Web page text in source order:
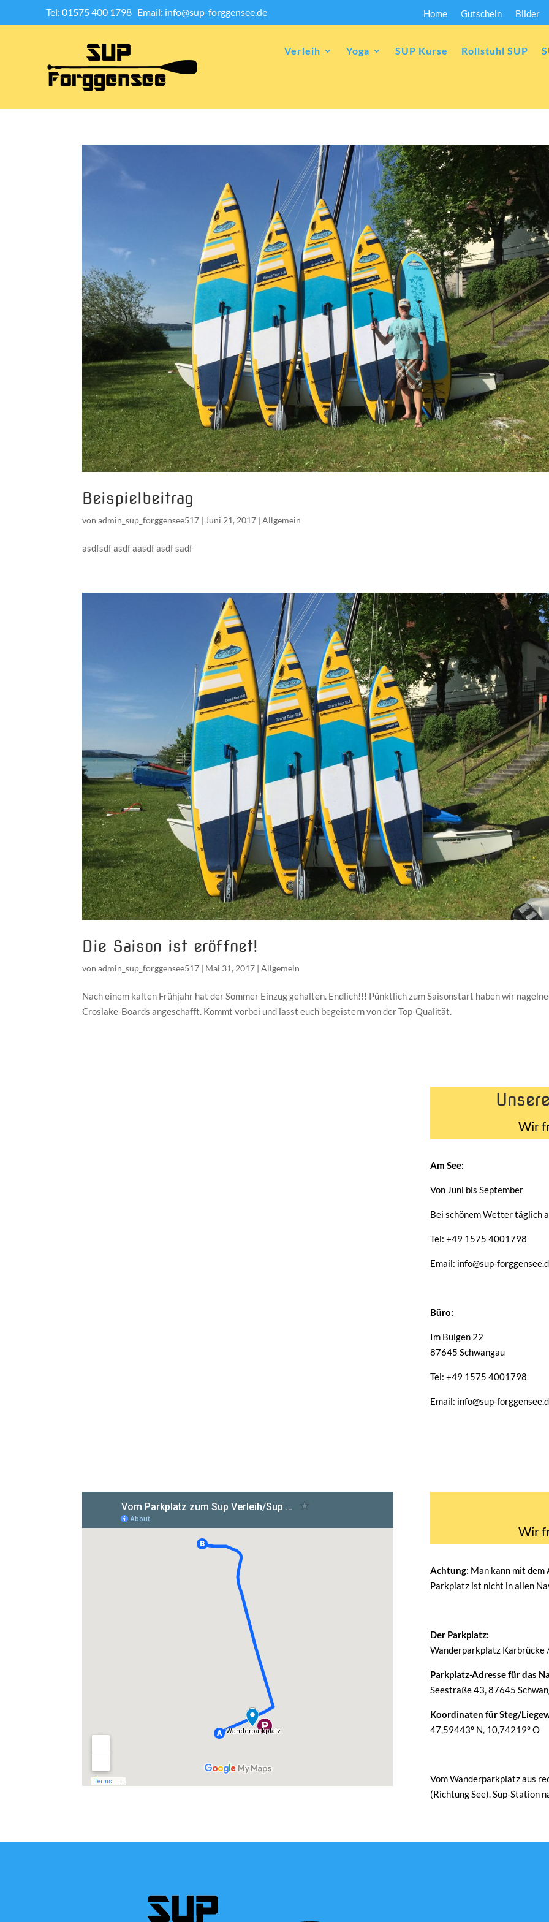
Tel: 01575 400 1798 Email: info@sup-forggensee.de Home Gutschein Bilder
Verleih Yoga SUP Kurse Rollstuhl SUP
Beispielbeitrag
vonadmin_sup_forggensee517 | Juni 21, 2017 |Allgemein
asdfsdf asdf aasdf asdf sadf
Die Saison ist eröffnet!
vonadmin_sup_forggensee517 | Mai 31, 2017 |Allgemein
Nach einem kalten Frühjahr hat der Sommer Einzug gehalten. Endlich!!! Pünktlich zum Saisonstart haben wir
Croslake-Boards angeschafft. Kommt vorbei und lasst euch begeistern von der Top-Qualität.
Wir
Am See:
Von Juni bis September
Bei schönem Wetter täglich
Tel: +49 1575 4001798
Email: info@sup-
Büro:
Im Buigen 22
87645 Schwangau
Tel: +49 1575 4001798
Email: info@sup-
Wir
Achtung: Man kann mit dem
Parkplatz ist nicht in allen
Der Parkplatz:
Wanderparkplatz Karbrücke
Parkplatz-Adresse für das
Seestraße 43, 87645
Koordinaten für Steg/
47,59443° N, 10,74219° O
Vom Wanderparkplatz aus
(Richtung See). Sup-Station